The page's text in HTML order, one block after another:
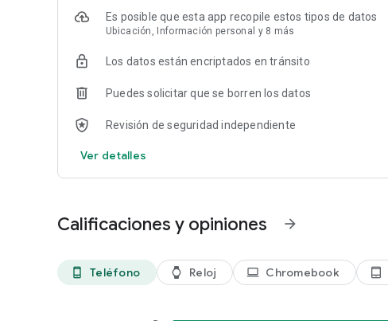
Es posible que esta app recopile estos tipos de datos
Ubicación, Información personal y 8 más
Los datos están encriptados en tránsito
Puedes solicitar que se borren los datos
Revisión de seguridad independiente
Ver detalles
Calificaciones y opiniones arrow_forward
phone_android Teléfono watch Reloj laptop Chromebook tablet_android